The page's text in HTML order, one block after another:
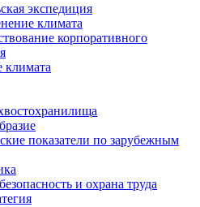
экспедиция
климата
корпоративного
климата
показатели по зарубежным
и охрана труда